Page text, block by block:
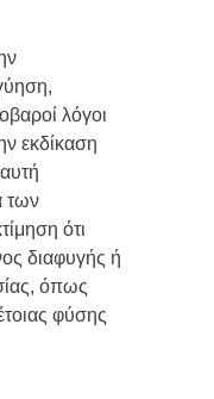
λόγοι
εκδίκαση
των
ότι
διαφυγής ή
όπως
φύσης